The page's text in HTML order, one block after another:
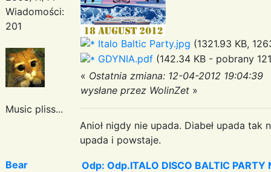
Wiadomości:
201
Music pliss...
Italo Baltic Party.jpg (1321.93 KB,
GDYNIA.pdf (142.34 KB - pobrany
« Ostatnia zmiana: 12-04-2012 19:04:39
wysłane przez WolinZet »
Anioł nigdy nie upada. Diabeł upada
upada i powstaje.
Bear
Odp: Odp.ITALO DISCO BALTIC PARTY